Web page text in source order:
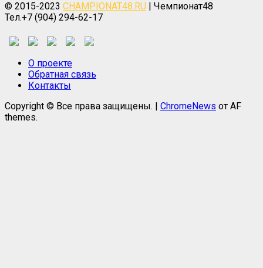
© 2015-2023 CHAMPIONAT48.RU | Чемпионат48
Тел.+7 (904) 294-62-17
О проекте
Обратная связь
Контакты
Copyright © Все права защищены. | ChromeNews от AF
themes.